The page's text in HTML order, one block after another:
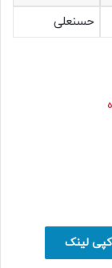
حسنعلی
کپی لینک